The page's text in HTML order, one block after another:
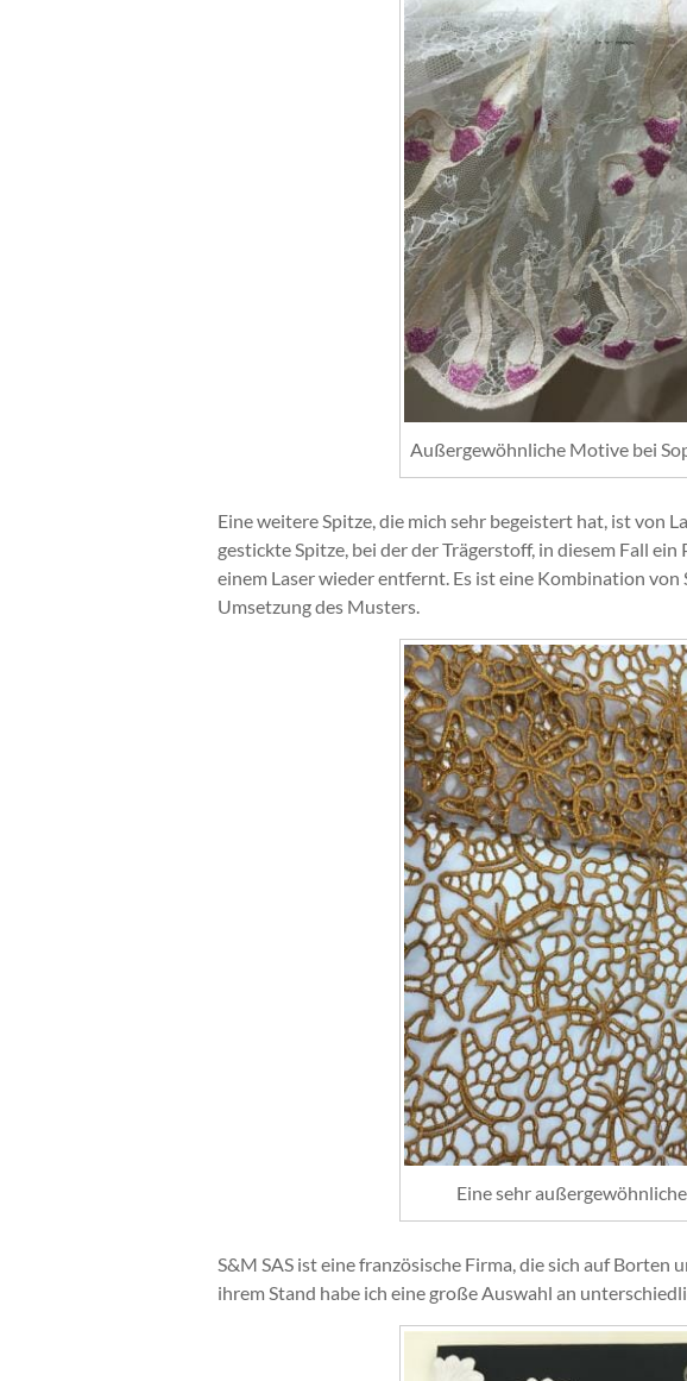
Außergewöhnliche Motive bei
Eine weitere Spitze, die mich sehr begeistert hat, ist von
gestickte Spitze, bei der der Trägerstoff, in diesem Fall
einem Laser wieder entfernt. Es ist eine Kombination
Umsetzung des Musters.
Eine sehr
S&M SAS ist eine französische Firma, die sich auf Borten
ihrem Stand habe ich eine große Auswahl an